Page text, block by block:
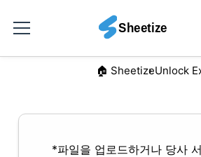
🏠︎ SheetizeUnlock
*파일을 업로드하거나 당사